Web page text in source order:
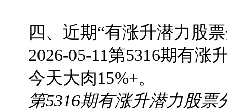
四、近期“有涨升潜力股
2026-05-11第5316期有涨
今天大肉15%+。
第5316期有涨升潜力股票